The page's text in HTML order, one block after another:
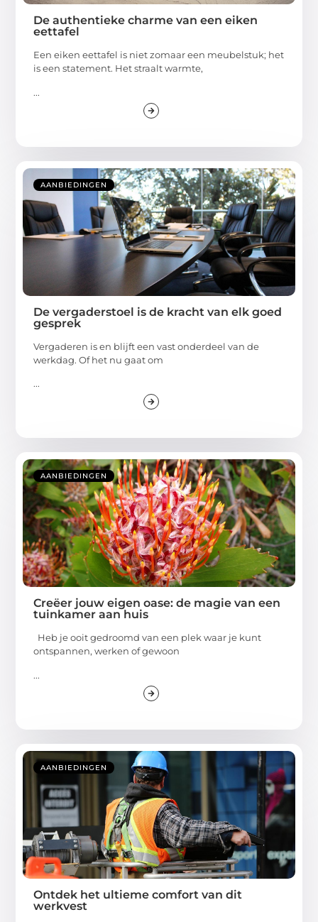
De authentieke charme van een eiken
eettafel
Een eiken eettafel is niet zomaar een meubelstuk; het
is een statement. Het straalt warmte,
...
AANBIEDINGEN
De vergaderstoel is de kracht van elk goed
gesprek
Vergaderen is en blijft een vast onderdeel van de
werkdag. Of het nu gaat om
...
AANBIEDINGEN
Creëer jouw eigen oase: de magie van een
tuinkamer aan huis
Heb je ooit gedroomd van een plek waar je kunt
ontspannen, werken of gewoon
...
AANBIEDINGEN
Ontdek het ultieme comfort van dit
werkvest